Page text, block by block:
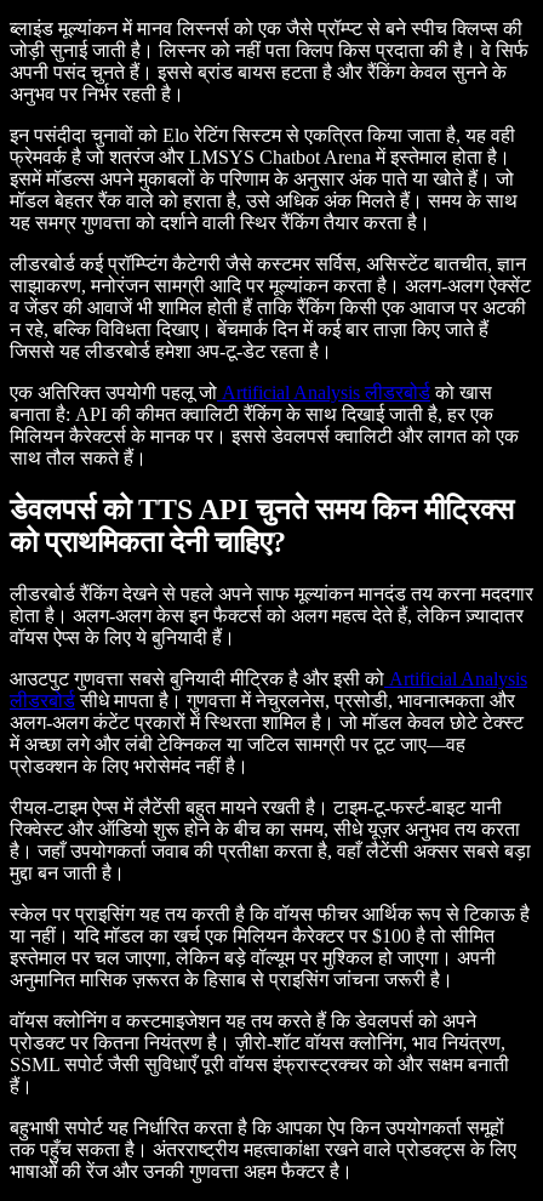
ब्लाइंड मूल्यांकन में मानव लिस्नर्स को एक जैसे प्रॉम्प्ट से बने स्पीच क्लिप्स की
जोड़ी सुनाई जाती है। लिस्नर को नहीं पता क्लिप किस प्रदाता की है। वे सिर्फ
अपनी पसंद चुनते हैं। इससे ब्रांड बायस हटता है और रैंकिंग केवल सुनने के
अनुभव पर निर्भर रहती है।
इन पसंदीदा चुनावों को Elo रेटिंग सिस्टम से एकत्रित किया जाता है, यह वही
फ्रेमवर्क है जो शतरंज और LMSYS Chatbot Arena में इस्तेमाल होता है।
इसमें मॉडल्स अपने मुकाबलों के परिणाम के अनुसार अंक पाते या खोते हैं। जो
मॉडल बेहतर रैंक वाले को हराता है, उसे अधिक अंक मिलते हैं। समय के साथ
यह समग्र गुणवत्ता को दर्शाने वाली स्थिर रैंकिंग तैयार करता है।
लीडरबोर्ड कई प्रॉम्प्टिंग कैटेगरी जैसे कस्टमर सर्विस, असिस्टेंट बातचीत, ज्ञान
साझाकरण, मनोरंजन सामग्री आदि पर मूल्यांकन करता है। अलग-अलग ऐक्सेंट
व जेंडर की आवाजें भी शामिल होती हैं ताकि रैंकिंग किसी एक आवाज पर अटकी
न रहे, बल्कि विविधता दिखाए। बेंचमार्क दिन में कई बार ताज़ा किए जाते हैं
जिससे यह लीडरबोर्ड हमेशा अप-टू-डेट रहता है।
एक अतिरिक्त उपयोगी पहलू जो Artificial Analysis लीडरबोर्डको खास
बनाता है: API की कीमत क्वालिटी रैंकिंग के साथ दिखाई जाती है, हर एक
मिलियन कैरेक्टर्स के मानक पर। इससे डेवलपर्स क्वालिटी और लागत को एक
साथ तौल सकते हैं।
डेवलपर्स को TTS API चुनते समय किन मीट्रिक्स
को प्राथमिकता देनी चाहिए?
लीडरबोर्ड रैंकिंग देखने से पहले अपने साफ मूल्यांकन मानदंड तय करना मददगार
होता है। अलग-अलग केस इन फैक्टर्स को अलग महत्व देते हैं, लेकिन ज़्यादातर
वॉयस ऐप्स के लिए ये बुनियादी हैं।
आउटपुट गुणवत्ता सबसे बुनियादी मीट्रिक है और इसी को Artificial Analysis
लीडरबोर्डसीधे मापता है। गुणवत्ता में नेचुरलनेस, प्रसोडी, भावनात्मकता और
अलग-अलग कंटेंट प्रकारों में स्थिरता शामिल है। जो मॉडल केवल छोटे टेक्स्ट
में अच्छा लगे और लंबी टेक्निकल या जटिल सामग्री पर टूट जाए—वह
प्रोडक्शन के लिए भरोसेमंद नहीं है।
रीयल-टाइम ऐप्स में लैटेंसी बहुत मायने रखती है। टाइम-टू-फर्स्ट-बाइट यानी
रिक्वेस्ट और ऑडियो शुरू होने के बीच का समय, सीधे यूज़र अनुभव तय करता
है। जहाँ उपयोगकर्ता जवाब की प्रतीक्षा करता है, वहाँ लैटेंसी अक्सर सबसे बड़ा
मुद्दा बन जाती है।
स्केल पर प्राइसिंग यह तय करती है कि वॉयस फीचर आर्थिक रूप से टिकाऊ है
या नहीं। यदि मॉडल का खर्च एक मिलियन कैरेक्टर पर $100 है तो सीमित
इस्तेमाल पर चल जाएगा, लेकिन बड़े वॉल्यूम पर मुश्किल हो जाएगा। अपनी
अनुमानित मासिक ज़रूरत के हिसाब से प्राइसिंग जांचना जरूरी है।
वॉयस क्लोनिंग व कस्टमाइजेशन यह तय करते हैं कि डेवलपर्स को अपने
प्रोडक्ट पर कितना नियंत्रण है। ज़ीरो-शॉट वॉयस क्लोनिंग, भाव नियंत्रण,
SSML सपोर्ट जैसी सुविधाएँ पूरी वॉयस इंफ्रास्ट्रक्चर को और सक्षम बनाती
हैं।
बहुभाषी सपोर्ट यह निर्धारित करता है कि आपका ऐप किन उपयोगकर्ता समूहों
तक पहुँच सकता है। अंतरराष्ट्रीय महत्वाकांक्षा रखने वाले प्रोडक्ट्स के लिए
भाषाओं की रेंज और उनकी गुणवत्ता अहम फैक्टर है।